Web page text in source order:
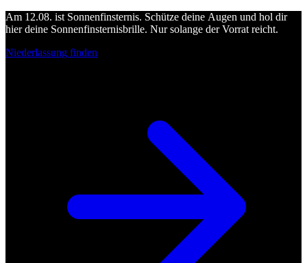
Am 12.08. ist Sonnenfinsternis. Schütze deine Augen und hol dir
hier deine Sonnenfinsternisbrille. Nur solange der Vorrat reicht.
Niederlassung finden